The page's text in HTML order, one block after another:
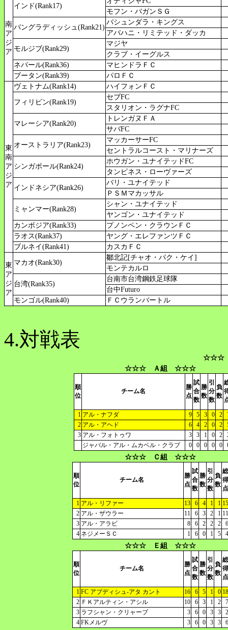
南
ア
ジ
ア
インド(Rank17)
モフン・バガンＳＧ
バングラディッシュ(Rank21)
バシュンダラ・キングス
アバハニ・リミテッド・ダッカ
モルジブ(Rank29)
マジヤ
クラブ・イーグルス
ネパール(Rank36)
マヒンドラＦＣ
ブータン(Rank39)
パロＦＣ
東
南
ア
ジ
ア
ヴェトナム(Rank14) ハイフォンＦＣ
フィリピン(Rank19)
セブFC
スタリオン・ラグナFC
マレーシア(Rank20)
トレンガヌＦＡ
サバFC
オーストラリア(Rank23)
マッカーサーFC
セントラルコースト・マリナーズ
シンガポール(Rank24)
ホウガン・ユナイテッドFC
タンピネス・ローヴァーズ
インドネシア(Rank26)
バリ・ユナイテッド
ＰＳＭマカッサル
ミャンマー(Rank28)
シャン・ユナイテッド
ヤンゴン・ユナイテッド
カンボジア(Rank33)
プノンペン・クラウンＦＣ
ラオス(Rank37)
ヤング・エレファンツＦＣ
ブルネイ(Rank41)
カスカＦＣ
東
ア
ジ
ア
マカオ(Rank30)
鄒北記[チャオ・パク・ケイ]
モンテカルロ
台湾(Rank35)
台南市台湾鋼鉄足球隊
台中Futuro
モンゴル(Rank40)
ＦＣウランバートル
4.対戦表
☆☆☆
☆☆☆ Ａ組 ☆☆☆
順
位
チーム名
勝
点
試
合
数
勝
数
引
分
数
負
数
1 アル・ナフダ 9 5 3 0 2
2 アル・アヘド 6 4 2 0 2
3 アル・フォトゥワ 3 3 1 0 2
ジャバル・アル・ムカベル・クラブ
0 0 0 0 0
☆☆☆ Ｃ組 ☆☆☆
順
位
チーム名
勝
点
試
合
数
勝
数
引
分
数
負
数
総
得
点
1 アル・リファー 13 6 4 1 1 15
2 アル・ザウラー 11 6 3 2 1 11
3 アル・アラビ 8 6 2 2 2
6
4 ネジメーＳＣ 1 6 0 1 5 4
☆☆☆ Ｅ組 ☆☆☆
順
位
チーム名
勝
点
試
合
数
勝
数
引
分
数
負
数
総
得
点
1 FC アブディシュ-アタ カント 16 6 5 1 0 18
2 ＦＫアルティン・アシル 10 6 3 1 2
7
3 ラフシャン・クリャーブ 3 6 0 3 3
2
4 FKメルヴ 3 6 0 3 3 6